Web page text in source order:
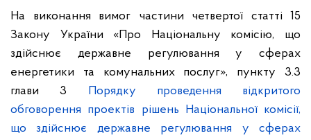
На виконання вимог частини четвертої статті 15
Закону України «Про Національну комісію, що
здійснює державне регулювання у сферах
енергетики та комунальних послуг», пункту 3.3
глави 3 Порядку проведення відкритого
обговорення проектів рішень Національної комісії,
що здійснює державне регулювання у сферах